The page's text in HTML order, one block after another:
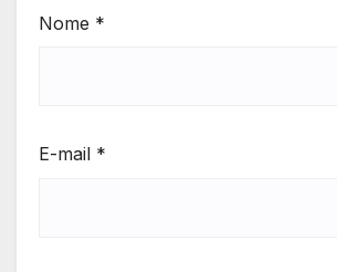
Nome *
E-mail *